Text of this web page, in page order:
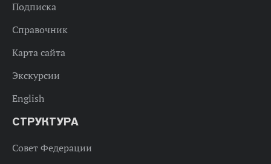
Подписка
Справочник
Карта сайта
Экскурсии
English
СТРУКТУРА
Совет Федерации